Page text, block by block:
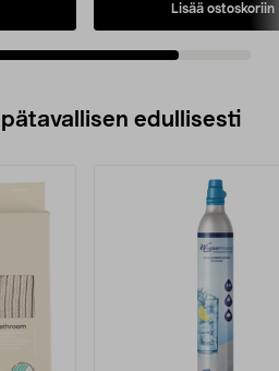
Lisää ostoskoriin
edullisesti